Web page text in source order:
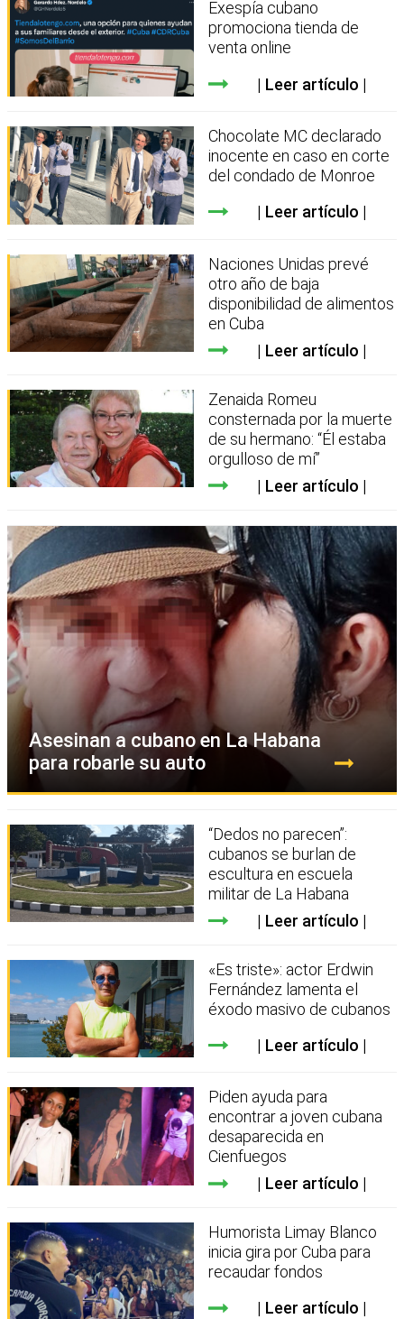
Exespía cubano
promociona tienda de
venta online
Leer artículo
Chocolate MC declarado
inocente en caso en corte
del condado de Monroe
Leer artículo
Naciones Unidas prevé
otro año de baja
disponibilidad de alimentos
en Cuba
Leer artículo
Zenaida Romeu
consternada por la muerte
de su hermano: “Él estaba
orgulloso de mí”
Leer artículo
Asesinan a cubano en La Habana
para robarle su auto
“Dedos no parecen”:
cubanos se burlan de
escultura en escuela
militar de La Habana
Leer artículo
«Es triste»: actor Erdwin
Fernández lamenta el
éxodo masivo de cubanos
Leer artículo
Piden ayuda para
encontrar a joven cubana
desaparecida en
Cienfuegos
Leer artículo
Humorista Limay Blanco
inicia gira por Cuba para
recaudar fondos
Leer artículo